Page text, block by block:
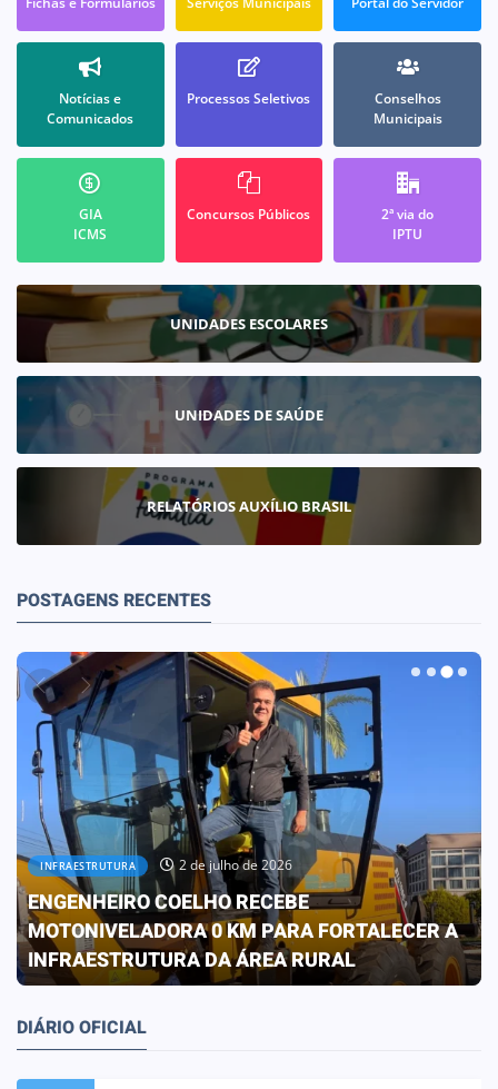
Notícias e
Comunicados
Processos Seletivos
Conselhos
Municipais
GIA
ICMS
Concursos Públicos
2ª via do
IPTU
UNIDADES ESCOLARES
UNIDADES DE SAÚDE
RELATÓRIOS AUXÍLIO BRASIL
POSTAGENS RECENTES
OBRAS 30 de junho de 2026
PREFEITURA CONCLUI OBRA QUE
TRANSFORMA A REALIDADE DA ESCOLA ELIZA
FRANCO DE OLIVEIRA
DIÁRIO OFICIAL